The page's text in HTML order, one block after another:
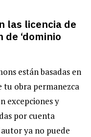
las licencia de
‘dominio
están basadas en
tu obra permanezca
excepciones y
por cuenta
ya no puede